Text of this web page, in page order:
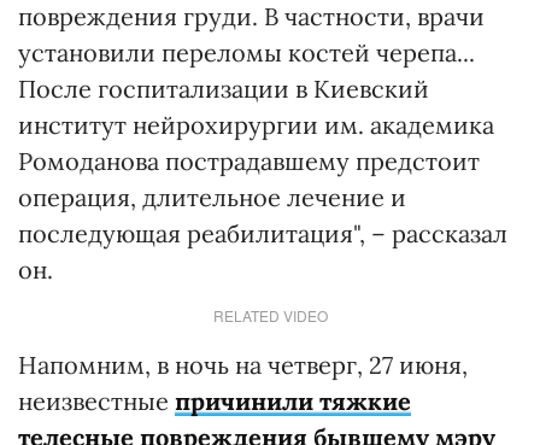
повреждения груди. В частности, врачи
установили переломы костей черепа...
После госпитализации в Киевский
институт нейрохирургии им. академика
Ромоданова пострадавшему предстоит
операция, длительное лечение и
последующая реабилитация", – рассказал
он.
RELATED VIDEO
Напомним, в ночь на четверг, 27 июня,
неизвестные причинили тяжкие
телесные повреждения бывшему мэру